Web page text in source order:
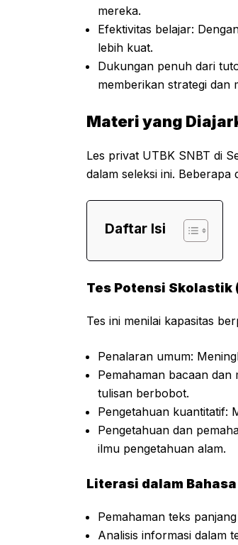
mereka.
Efektivitas belajar:
lebih kuat.
Dukungan penuh dari
memberikan strategi dan
Materi yang
Les privat UTBK SNBT di
dalam seleksi ini. Beberapa
Daftar Isi
Tes Potensi Skolastik
Tes ini menilai kapasitas
Penalaran umum:
Pemahaman bacaan
tulisan berbobot.
Pengetahuan kuantitatif:
Pengetahuan dan
ilmu pengetahuan alam.
Literasi dalam
Pemahaman teks
Analisis informasi dalam